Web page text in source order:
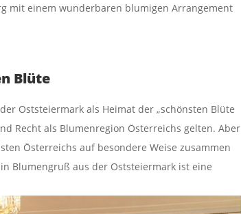
mit einem wunderbaren blumigen Arrangement
Blüte
Oststeiermark als Heimat der „schönsten Blüte
Recht als Blumenregion Österreichs gelten. Aber
Österreichs auf besondere Weise zusammen
Blumengruß aus der Oststeiermark ist eine